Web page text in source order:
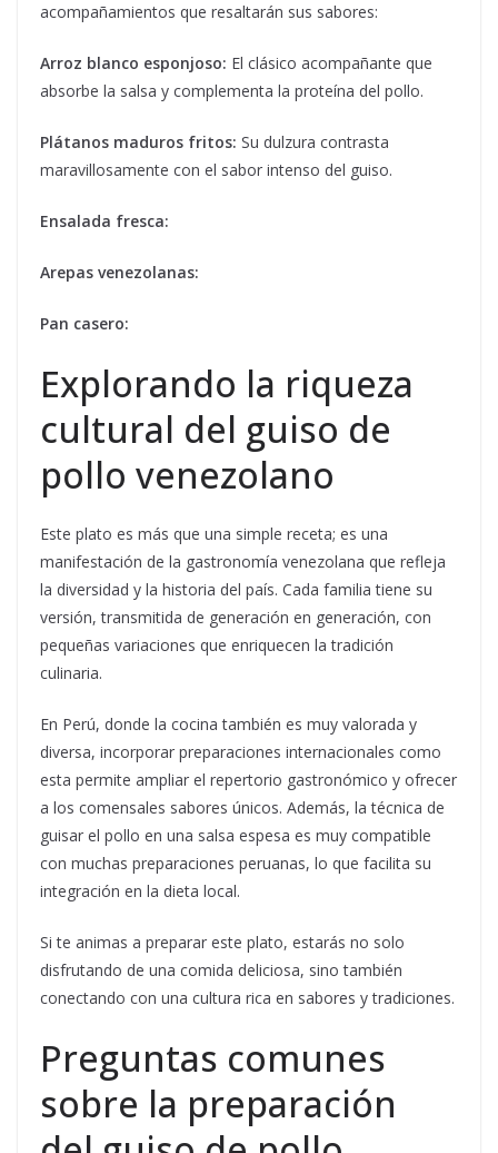
acompañamientos que resaltarán sus sabores:
Arroz blanco esponjoso: El clásico acompañante que
absorbe la salsa y complementa la proteína del pollo.
Plátanos maduros fritos: Su dulzura contrasta
maravillosamente con el sabor intenso del guiso.
Ensalada fresca:
Arepas venezolanas:
Pan casero:
Explorando la riqueza
cultural del guiso de
pollo venezolano
Este plato es más que una simple receta; es una
manifestación de la gastronomía venezolana que refleja
la diversidad y la historia del país. Cada familia tiene su
versión, transmitida de generación en generación, con
pequeñas variaciones que enriquecen la tradición
culinaria.
En Perú, donde la cocina también es muy valorada y
diversa, incorporar preparaciones internacionales como
esta permite ampliar el repertorio gastronómico y ofrecer
a los comensales sabores únicos. Además, la técnica de
guisar el pollo en una salsa espesa es muy compatible
con muchas preparaciones peruanas, lo que facilita su
integración en la dieta local.
Si te animas a preparar este plato, estarás no solo
disfrutando de una comida deliciosa, sino también
conectando con una cultura rica en sabores y tradiciones.
Preguntas comunes
sobre la preparación